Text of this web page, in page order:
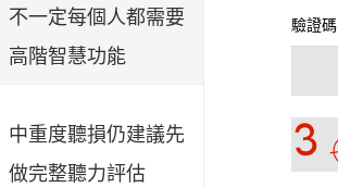
不一定每個人都需要
高階智慧功能
中重度聽損仍建議先
做完整聽力評估
驗證碼